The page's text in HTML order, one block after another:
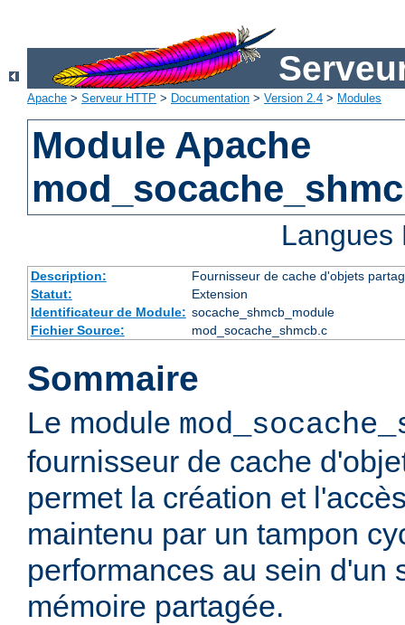
Apache > Serveur HTTP > Documentation > Version 2.4 > Modules
Module Apache
Description:
Fournisseur de cache d'objets
Statut:
Extension
Identificateur de Module: socache_shmcb_module
Fichier Source:
mod_socache_shmcb.c
Sommaire
Le module
fournisseur de cache
permet la création et
maintenu par un tampon
performances au sein d'un
mémoire partagée.